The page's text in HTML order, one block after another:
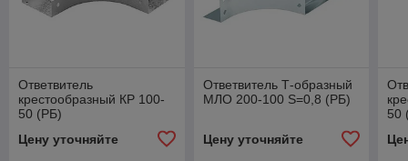
Ответвитель
крестообразный КР 100-
50 (РБ)
Цену уточняйте
Ответвитель Т-образный
МЛО 200-100 S=0,8 (РБ)
Цену уточняйте
50